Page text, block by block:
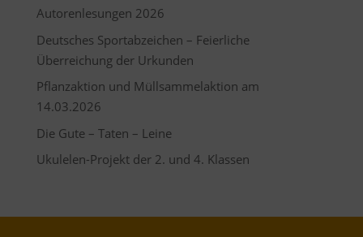
Autorenlesungen 2026
Deutsches Sportabzeichen – Feierliche
Überreichung der Urkunden
Pflanzaktion und Müllsammelaktion am
14.03.2026
Die Gute – Taten – Leine
Ukulelen-Projekt der 2. und 4. Klassen